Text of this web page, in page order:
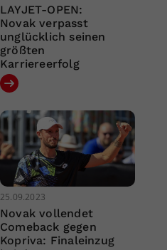
LAYJET-OPEN:
Novak verpasst
unglücklich seinen
größten
Karriereerfolg
25.09.2023
Novak vollendet
Comeback gegen
Kopriva: Finaleinzug